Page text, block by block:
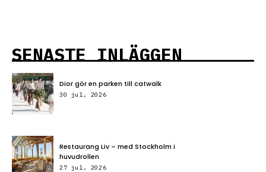
SENASTE INLÄGGEN
Dior gör en parken till catwalk
30 jul, 2026
Restaurang Liv – med Stockholm i
huvudrollen
27 jul, 2026